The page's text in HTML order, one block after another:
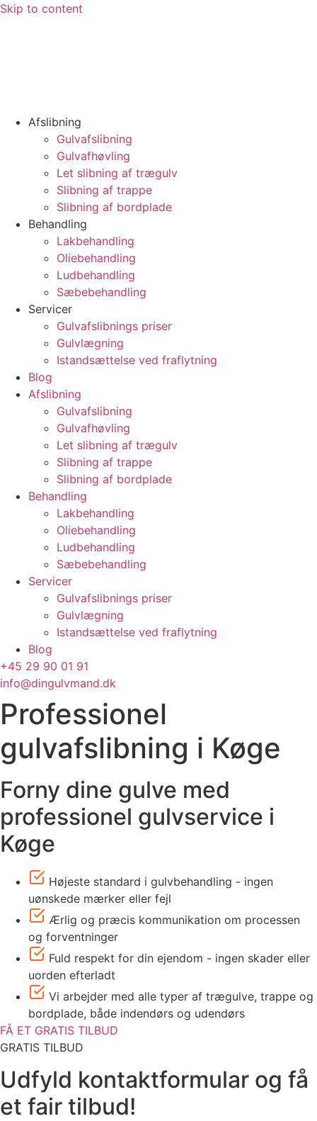
Skip to content
Afslibning
Gulvafslibning
Gulvafhøvling
Let slibning af trægulv
Slibning af trappe
Slibning af bordplade
Behandling
Lakbehandling
Oliebehandling
Ludbehandling
Sæbebehandling
Servicer
Gulvafslibnings priser
Gulvlægning
Istandsættelse ved fraflytning
Blog
Afslibning
Gulvafslibning
Gulvafhøvling
Let slibning af trægulv
Slibning af trappe
Slibning af bordplade
Behandling
Lakbehandling
Oliebehandling
Ludbehandling
Sæbebehandling
Servicer
Gulvafslibnings priser
Gulvlægning
Istandsættelse ved fraflytning
Blog
+45 29 90 01 91
info@dingulvmand.dk
Professionel
gulvafslibning i Køge
Forny dine gulve med
professionel gulvservice i
Køge
Højeste standard i gulvbehandling - ingen
uønskede mærker eller fejl
Ærlig og præcis kommunikation om processen
og forventninger
Fuld respekt for din ejendom - ingen skader eller
uorden efterladt
Vi arbejder med alle typer af trægulve, trappe og
bordplade, både indendørs og udendørs
FÅ ET GRATIS TILBUD
GRATIS TILBUD
Udfyld kontaktformular og få
et fair tilbud!